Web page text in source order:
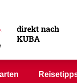
direkt nach
KUBA